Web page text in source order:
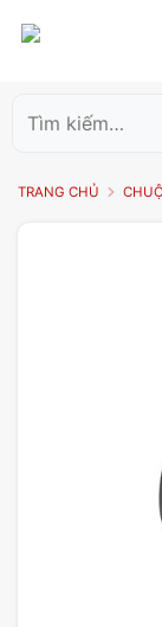
kiếm:
TRANG CHỦ